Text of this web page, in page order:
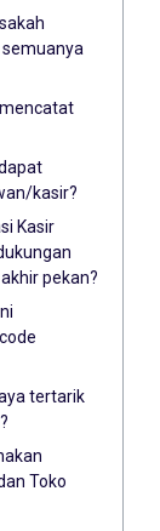
mencatat
kasir?
Kasir
pekan?
tertarik
Toko